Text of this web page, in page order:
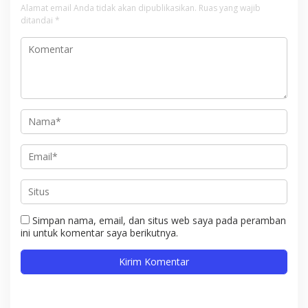
Alamat email Anda tidak akan dipublikasikan. Ruas yang wajib
ditandai *
Simpan nama, email, dan situs web saya pada peramban
ini untuk komentar saya berikutnya.